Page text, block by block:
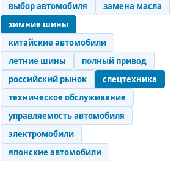
выбор автомобиля
замена масла
зимние шины
китайские автомобили
летние шины
полный привод
российский рынок
спецтехника
техническое обслуживание
управляемость автомобиля
электромобили
японские автомобили